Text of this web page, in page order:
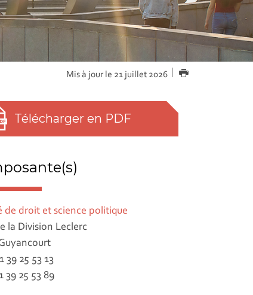
Mis à jour le 21 juillet 2026 IMPRIMER
Télécharger en PDF
de droit et science politique
la Division Leclerc
39 25 53 13
39 25 53 89